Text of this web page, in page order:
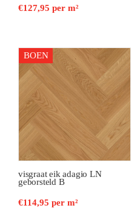
€127,95 per m²
BOEN
visgraat eik adagio LN
geborsteld B
€114,95 per m²